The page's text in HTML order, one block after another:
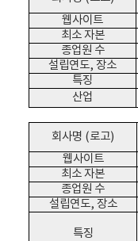
웹사이트
최소 자본
종업원 수
설립연도, 장소
특징
산업
회사명 (로고)
웹사이트
최소 자본
종업원 수
설립연도, 장소
특징